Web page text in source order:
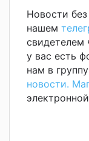
Новости
нашем
свидетелем
у вас есть
нам в
новости.